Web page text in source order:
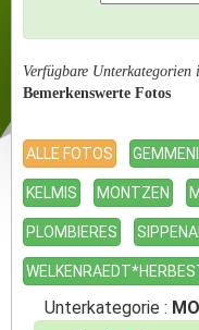
Verfügbare Unterkategorien
Bemerkenswerte Fotos
ALLE FOTOS
KELMIS MONTZEN
PLOMBIERES
Unterkategorie :